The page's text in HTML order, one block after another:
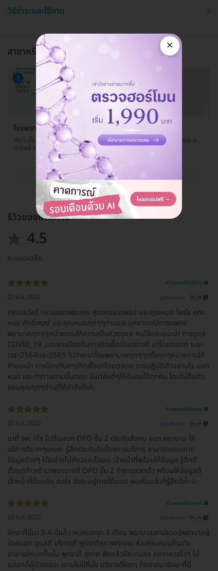
วิธีชำระและใช้งาน
สาขาหรือแผนกที่ให้บริการ
1
โรงพยาบาลจุฬารัตน์ 9 แอร์พอร์ต คลินิกสูตินรีเวช
90/5 ชั้น 3 อาคาร A โรงพยาบาลจุฬารัตน์ 9 แอร์พอร์ต หมู่ 13 ต. ราชาเทวะ อ.
บางพลี จ. สมุทรปราการ 10540
ดูรายละเอียด
รีวิวของแพ็กเกจ
4.5
คะแนนเฉลี่ย
รีวิวสถานที่ให้บริการ 🏥
22 ธ.ค. 2022 ดูรีวิวต้นฉบับ
กราบสวัสดี กราบขอบพระคุณ คุณหมอวรพจน์ และคุณหมอ ไพรัช คุณ
หมอ ศักดิ์ศรณ์ และคุณหมอทุกๆๆท่านและบุคลากรณ์การแพทย์
พยาบาลทุกๆๆหน่วยงานให้ความเป็นห่วงดูแล คนไข้และแนะนำ การดูแล
COVID_19 ,และการป้องกันการติดเชื้อเป็นอย่างดี มาโดยตลอด ระยะ
เวลา2564และ2565 ไม่ว่าจะมาโรงพยาบาลทุกๆๆครั้งทุกๆหน่วยงานให้
คำแนะนำ การป้องกันการติดเชื้อมาโดยตลอด การปฏิบัติตัวอย่างไร บอก
หมด และทำตามตามขั้นตอน มีแต่สิ่งดีๆให้กับคนไข้ทุกคน โดยไม่ถือตัว
ขอบคุณทุกๆท่านที่ให้กำลังใจค่ะ
รีวิวสถานที่ให้บริการ 🏥
22 ธ.ค. 2022 ดูรีวิวต้นฉบับ
มาที่ รพ. ทีไร ไปที่แผนก OPD ชั้น 2 ประกันสังคม จนท.พยาบาล ให้
บริการดีมากๆเลยคะ รู้สึกประทับใจเรื่องการบริการ สามารถสอบถาม
ข้อมูลต่างๆ ได้อย่างไม่กังวลอะไรเลย เจ้าหน้าที่พร้อมให้ข้อมูล รู้สึกดี
ตั้งแต่ก้าวเข้ามาพยาบาลที่ OPD ชั้น 2 ทำงานรวดเร็ว พร้อมให้ข้อมูลดี
เจ้าหน้าที่ยิ้มแย้ม สดใส ถึงจะอยู่ภายใต้แมส พอเห็นแล้วก็รู้สึกดีค่ะ☺️
รีวิวสถานที่ให้บริการ 🏥
22 ธ.ค. 2022 ดูรีวิวต้นฉบับ
รักษาที่นี่มา 3-4 ปีแล้ว พบหมอทุก 2 เดือน พยาบาลเคาน์เตอร์พยาบาลผู้
ป่วยนอก ดูแลดี บริการดี พูดจาดีสุภาพทุกคน ส่วนคุณหมอก็ระดับ
อาจารย์หมอทั้งนั้น พูดจาดี สุภาพ ฟังแล้วมีความสุข อยากหายไวๆ ไม่
แปลกที่ผู้ป่วยเยอะ แทบไม่มีที่นั่ง บริการดีใครๆ ก็อยากมารักษาที่นี่
×